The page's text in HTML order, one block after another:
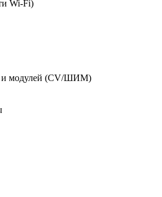
Wi-Fi)
и модулей (CV/ШИМ)